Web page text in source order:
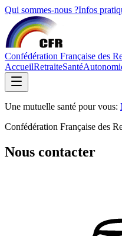
Qui sommes-nous ?Infos
Confédération Française des
AccueilRetraiteSanté
Une mutuelle santé pour vous:
Confédération Française des
Nous contacter